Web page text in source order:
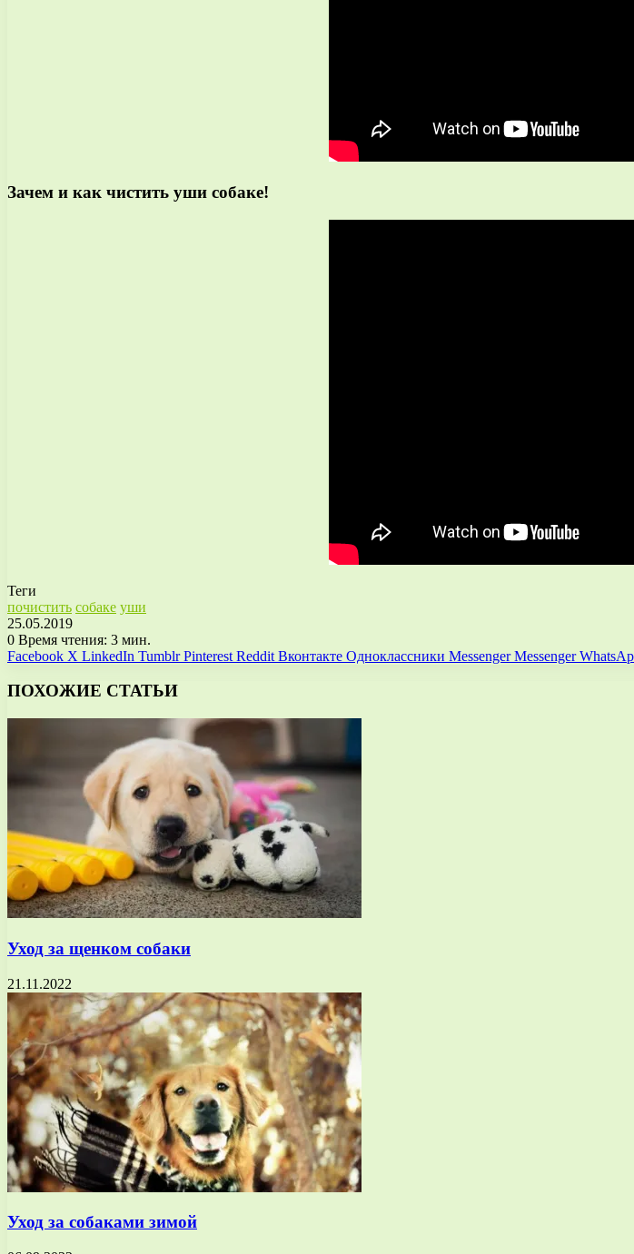
Зачем и как чистить уши собаке!
Теги
почистить собаке уши
25.05.2019
0 Время чтения: 3 мин.
Facebook X LinkedIn Tumblr Pinterest Reddit Вконтакте Одноклассники Messenger Messenger
ПОХОЖИЕ СТАТЬИ
Уход за щенком собаки
21.11.2022
Уход за собаками зимой